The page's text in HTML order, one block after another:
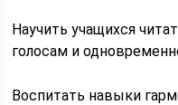
Научить учащихся
голосам и
Воспитать навыки